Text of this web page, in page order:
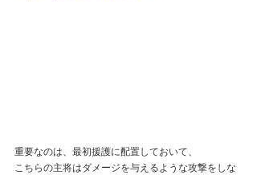
重要なのは、最初援護に配置しておいて、
こちらの主将はダメージを与えるような攻撃をしな